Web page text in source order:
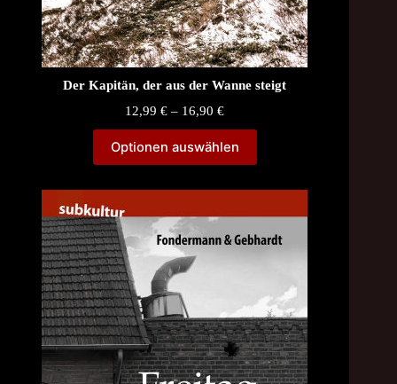
Der Kapitän, der aus der Wanne steigt
12,99€ – 16,90€Price
through
Optionen auswählen